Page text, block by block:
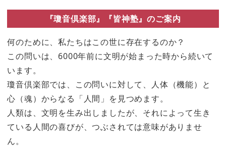
『瓊音倶楽部』『皆神塾』のご案内
何のために、私たちはこの世に存在するのか？
この問いは、6000年前に文明が始まった時から続いて
います。
瓊音倶楽部では、この問いに対して、人体（機能）と
心（魂）からなる「人間」を見つめます。
人類は、文明を生み出しましたが、それによって生き
ている人間の喜びが、つぶされては意味がありませ
ん。